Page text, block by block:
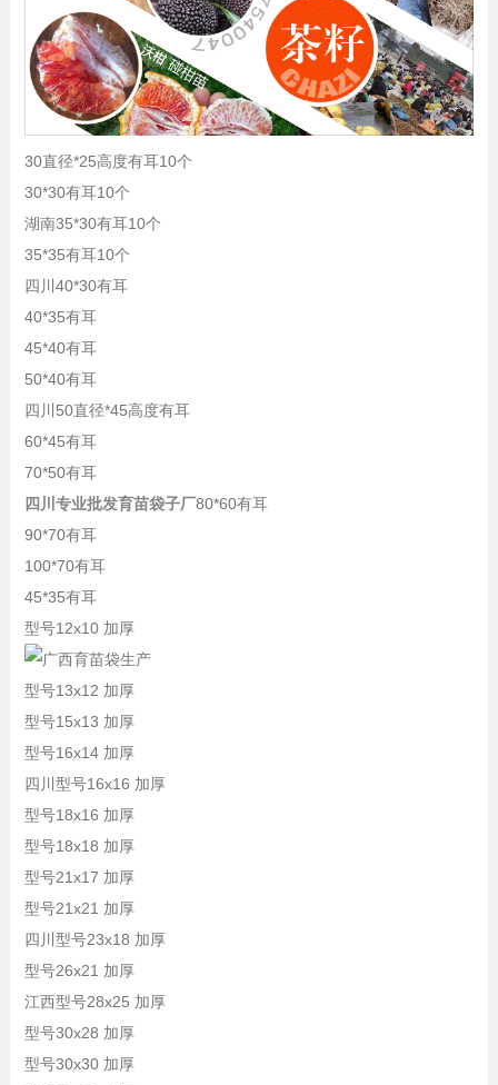
30直径*25高度有耳10个
30*30有耳10个
湖南35*30有耳10个
35*35有耳10个
四川40*30有耳
40*35有耳
45*40有耳
50*40有耳
四川50直径*45高度有耳
60*45有耳
70*50有耳
四川专业批发育苗袋子厂80*60有耳
90*70有耳
100*70有耳
45*35有耳
型号12x10 加厚
型号13x12 加厚
型号15x13 加厚
型号16x14 加厚
四川型号16x16 加厚
型号18x16 加厚
型号18x18 加厚
型号21x17 加厚
型号21x21 加厚
四川型号23x18 加厚
型号26x21 加厚
江西型号28x25 加厚
型号30x28 加厚
型号30x30 加厚